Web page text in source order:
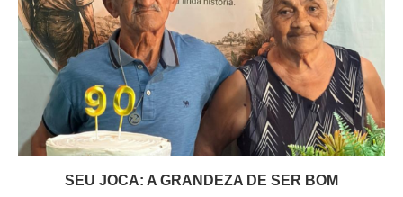
SEU JOCA: A GRANDEZA DE SER BOM